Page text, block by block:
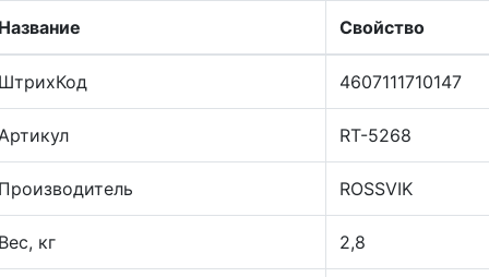
Свойство
4607111710147
RT-5268
ROSSVIK
кг 2,8